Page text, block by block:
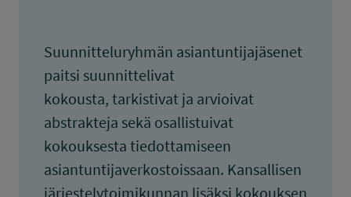
Suunnitteluryhmän asiantuntijajäsenet
paitsi suunnittelivat
kokousta, tarkistivat ja arvioivat
abstrakteja sekä osallistuivat
kokouksesta tiedottamiseen
asiantuntijaverkostoissaan. Kansallisen
järjestelytoimikunnan lisäksi kokouksen